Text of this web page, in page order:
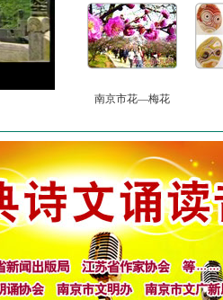
南京市花—梅花